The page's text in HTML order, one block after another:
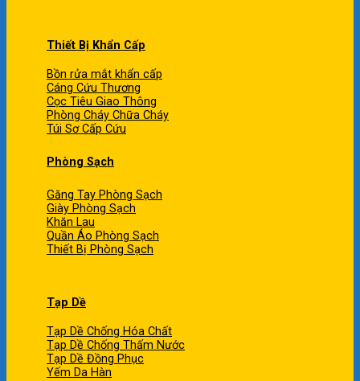
Thiết Bị Khẩn Cấp
Bồn rửa mắt khẩn cấp
Cáng Cứu Thương
Cọc Tiêu Giao Thông
Phòng Cháy Chữa Cháy
Túi Sơ Cấp Cứu
Phòng Sạch
Găng Tay Phòng Sạch
Giày Phòng Sạch
Khăn Lau
Quần Áo Phòng Sạch
Thiết Bị Phòng Sạch
Tạp Dề
Tạp Dề Chống Hóa Chất
Tạp Dề Chống Thấm Nước
Tạp Dề Đồng Phục
Yếm Da Hàn